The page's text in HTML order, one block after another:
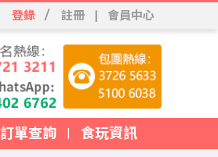
登錄 / 註冊 | 會員中心
訂單查詢 | 食玩資訊